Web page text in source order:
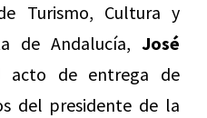
Turismo, Cultura y
de Andalucía, José
acto de entrega de
del presidente de la